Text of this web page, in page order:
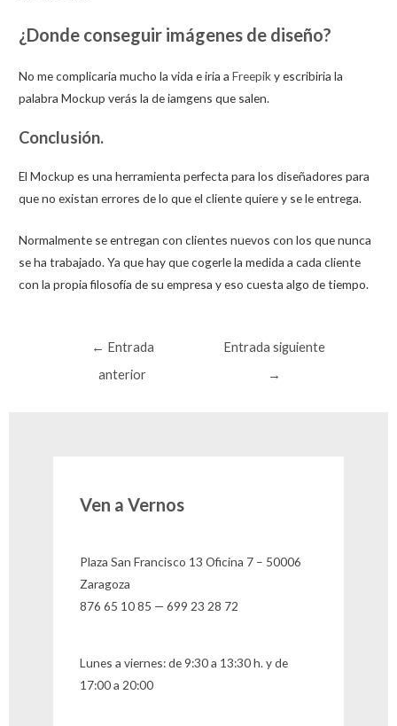
¿Donde conseguir imágenes de diseño?
No me complicaria mucho la vida e iria aFreepiky escribiria la
palabra Mockup verás la de iamgens que salen.
Conclusión.
El Mockup es una herramienta perfecta para los diseñadores para
que no existan errores de lo que el cliente quiere y se le entrega.
Normalmente se entregan con clientes nuevos con los que nunca
se ha trabajado. Ya que hay que cogerle la medida a cada cliente
con la propia filosofía de su empresa y eso cuesta algo de tiempo.
Navegación
← Entrada
anterior
Entrada siguiente
→
Ven a Vernos
Plaza San Francisco 13 Oficina 7 – 50006
Zaragoza
876 65 10 85 — 699 23 28 72
Lunes a viernes: de 9:30 a 13:30 h. y de
17:00 a 20:00